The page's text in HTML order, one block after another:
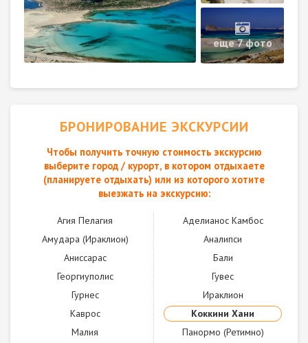
еще 7 фото
БРОНИРОВАНИЕ ЭКСКУРСИИ
Чтобы получить точную стоимость экскурсию
выберите город / курорт, в котором отдыхаете
(планируете отдыхать) или из которого хотите
выезжать на экскурсию:
Агия Пелагия
Аделианос Камбос
Амудара (Ираклион)
Аналипси
Аниссарас
Бали
Георгиуполис
Гувес
Гурнес
Ираклион
Каврос
Коккини Хани
Малия
Панормо (Ретимно)